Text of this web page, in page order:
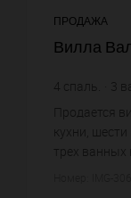
ПРОДАЖА
Вилла
4 спаль. 3
Продается
кухни,
трех ванных